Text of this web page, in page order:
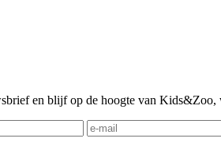
en blijf op de hoogte van Kids&Zoo,